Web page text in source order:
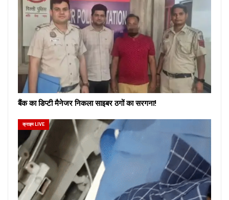
बैंक का डिप्टी मैनेजर निकला साइबर ठगों का सरगना!
क्राइम LIVE